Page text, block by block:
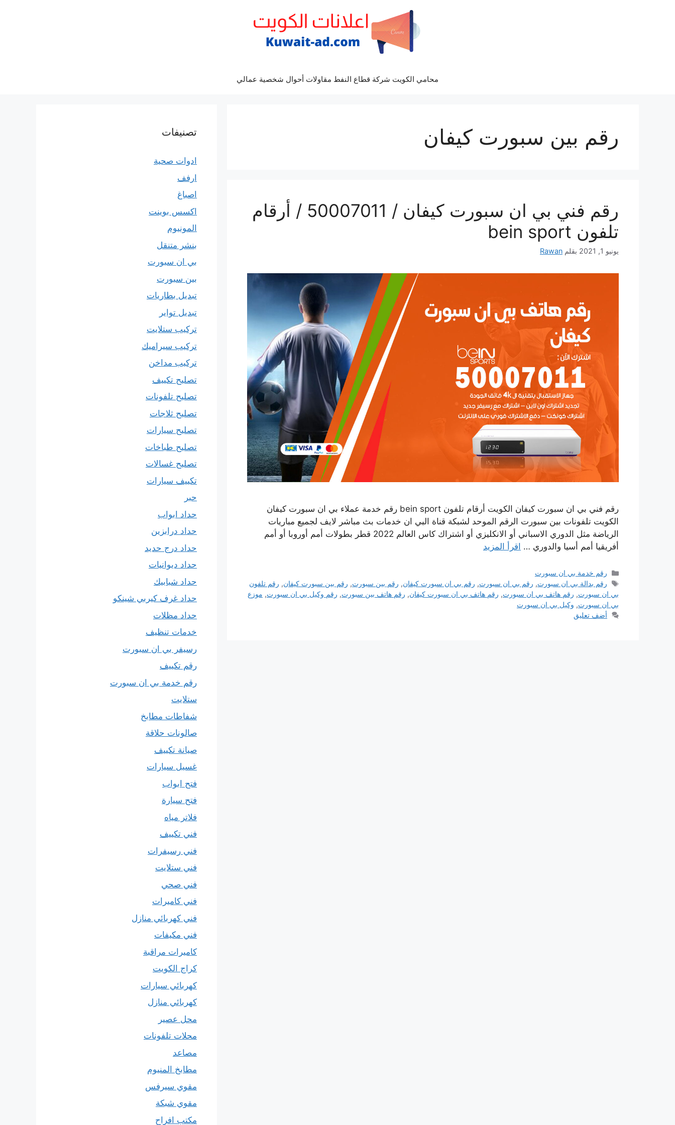
محامي الكويت شركة قطاع النفط مقاولات أحوال شخصية عمالي
رقم بين سبورت كيفان
رقم فني بي ان سبورت كيفان / 50007011 / أرقام
تلفون bein sport
يونيو 1, 2021 بقلم Rawan
رقم فني بي ان سبورت كيفان الكويت أرقام تلفون bein sport رقم خدمة عملاء بي ان سبورت كيفان
الكويت تلفونات بين سبورت الرقم الموحد لشبكة قناة البي ان خدمات بث مباشر لايف لجميع مباريات
الرياضة مثل الدوري الاسباني أو الانكليزي أو اشتراك كاس العالم 2022 قطر بطولات أمم أوروبا أو أمم
أفريقيا أمم أسيا والدوري … اقرأ المزيد
التصنيفات
رقم خدمة بي ان سبورت
الوسوم
رقم بدالة بي ان سبورت, رقم بي ان سبورت, رقم بي ان سبورت كيفان, رقم بين سبورت, رقم بين سبورت كيفان, رقم تلفون
بي ان سبورت, رقم هاتف بي ان سبورت, رقم هاتف بي ان سبورت كيفان, رقم هاتف بين سبورت, رقم وكيل بي ان سبورت, موزع
بي ان سبورت, وكيل بي ان سبورت
أضف تعليق
تصنيفات
ادوات صحية
ارفف
اصباغ
اكسس بوينت
المونيوم
بنشر متنقل
بي ان سبورت
بين سبورت
تبديل بطاريات
تبديل تواير
تركيب ستلايت
تركيب سيراميك
تركيب مداخن
تصليح تكييف
تصليح تلفونات
تصليح ثلاجات
تصليح سيارات
تصليح طباخات
تصليح غسالات
تكييف سيارات
حبر
حداد ابواب
حداد درابزين
حداد درج حديد
حداد ديوانيات
حداد شبابيك
حداد غرف كيربي شينكو
حداد مظلات
خدمات تنظيف
رسيفر بي ان سبورت
رقم تكييف
رقم خدمة بي ان سبورت
ستلايت
شفاطات مطابخ
صالونات حلاقة
صيانة تكييف
غسيل سيارات
فتح ابواب
فتح سيارة
فلاتر مياه
فني تكييف
فني رسيفرات
فني ستلايت
فني صحي
فني كاميرات
فني كهربائي منازل
فني مكيفات
كاميرات مراقبة
كراج الكويت
كهربائي سيارات
كهربائي منازل
محل عصير
محلات تلفونات
مصاعد
مطابخ المنيوم
مقوي سيرفس
مقوي شبكة
مكتب افراح